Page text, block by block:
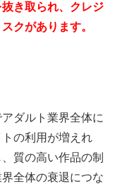
き取られ、クレジ
クがあります。
ダルト業界全体に
の利用が増えれ
質の高い作品の制
全体の衰退につな